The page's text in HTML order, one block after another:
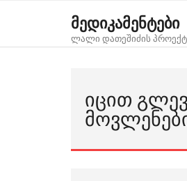
მედიკამენტები
ლალი დათეშიძის
ᲘᲪᲘᲗ